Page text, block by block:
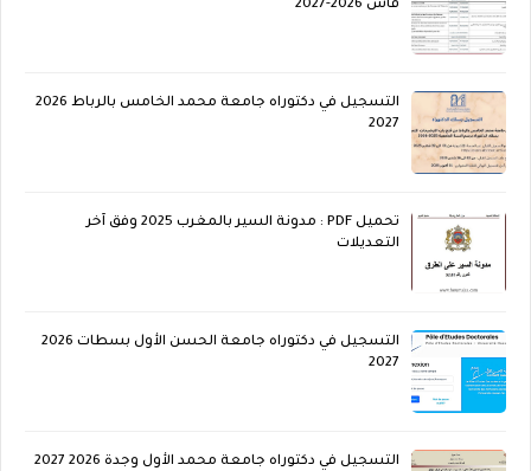
فاس 2026-2027
التسجيل في دكتوراه جامعة محمد الخامس بالرباط 2026
2027
تحميل PDF : مدونة السير بالمغرب 2025 وفق آخر
التعديلات
التسجيل في دكتوراه جامعة الحسن الأول بسطات 2026
2027
التسجيل في دكتوراه جامعة محمد الأول وجدة 2026 2027